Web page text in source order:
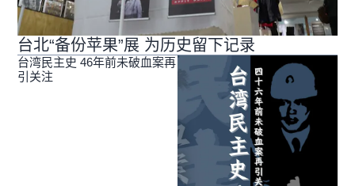
台北“备份苹果”展 为历史留下记录
台湾民主史 46年前未破血案再
引关注